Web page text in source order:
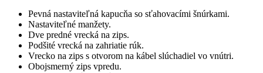
Pevná nastaviteľná kapucňa so sťahovacími šnúrkami.
Nastaviteľné manžety.
Dve predné vrecká na zips.
Podšité vrecká na zahriatie rúk.
Vrecko na zips s otvorom na kábel slúchadiel vo vnútri.
Obojsmerný zips vpredu.